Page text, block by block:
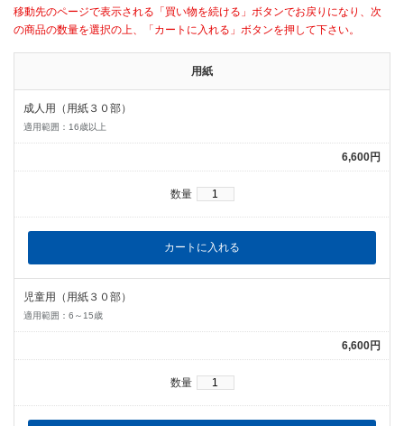
移動先のページで表示される「買い物を続ける」ボタンでお戻りになり、次
の商品の数量を選択の上、「カートに入れる」ボタンを押して下さい。
用紙
成人用（用紙３０部）
適用範囲：16歳以上
6,600円
数量
児童用（用紙３０部）
適用範囲：6～15歳
6,600円
数量